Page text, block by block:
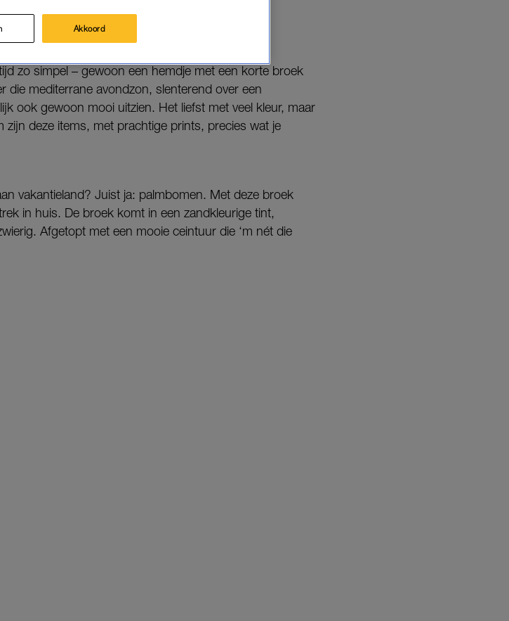
hebt voor een zomerse outfit.
zo simpel – gewoon een hemdje met een korte broek
die mediterrane avondzon, slenterend over een
ook gewoon mooi uitzien. Het liefst met veel kleur, maar
deze items, met prachtige prints, precies wat je
vakantieland? Juist ja: palmbomen. Met deze broek
in huis. De broek komt in een zandkleurige tint,
Afgetopt met een mooie ceintuur die ‘m nét die
Akkoord